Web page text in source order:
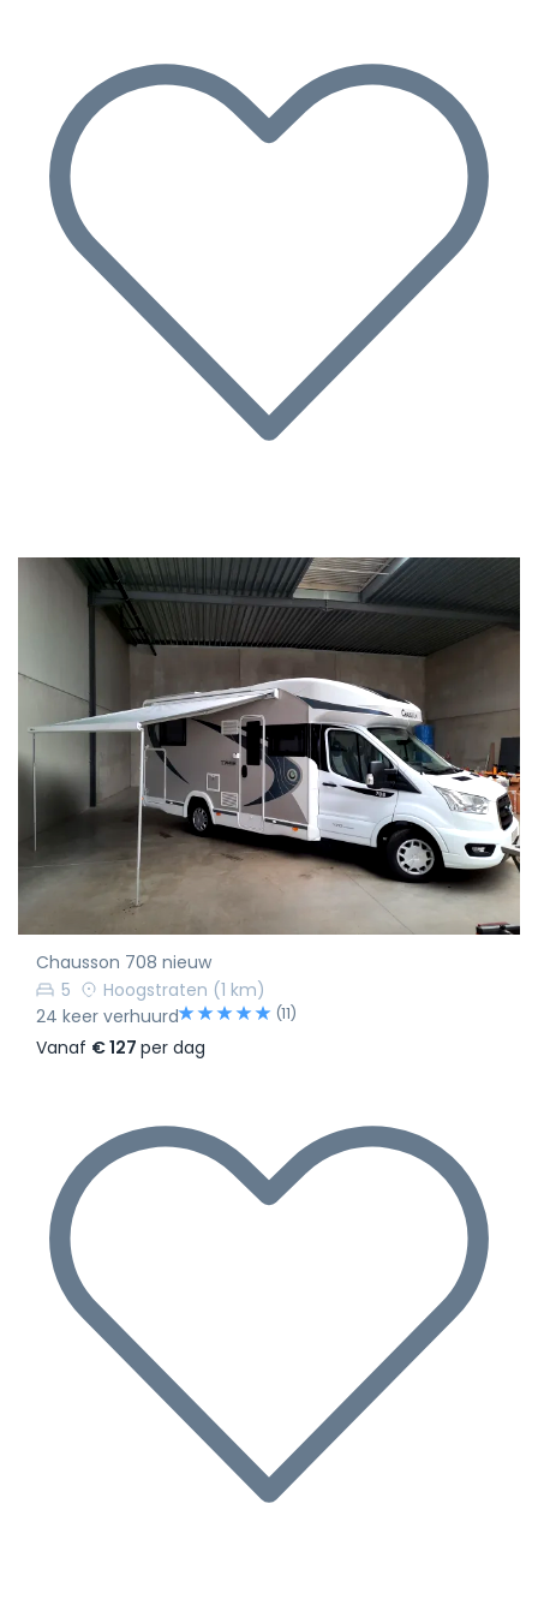
Chausson 708 nieuw
5
Hoogstraten (1 km)
24 keer verhuurd
(11)
Vanaf € 127 per dag